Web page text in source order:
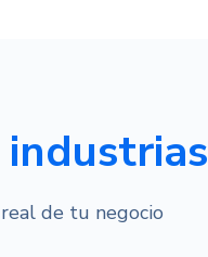
industrias
de tu negocio